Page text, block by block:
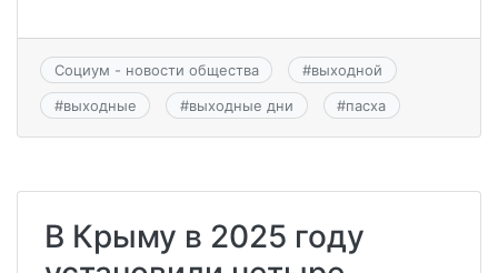
Социум - новости общества #выходной
#выходные #выходные дни #пасха
В Крыму в 2025 году